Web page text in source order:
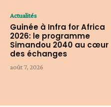
Actualités
Guinée à Infra for Africa
2026: le programme
Simandou 2040 au cœur
des échanges
août 7, 2026